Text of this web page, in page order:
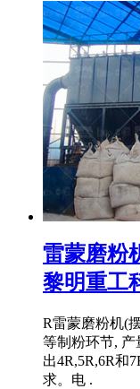
雷蒙磨粉
黎明重工
R雷蒙磨粉机(
等制粉环节,
出4R,5R,6R和
求。电 .